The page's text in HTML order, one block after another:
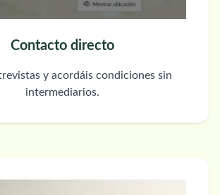
Contacto directo
y acordáis condiciones sin
intermediarios.